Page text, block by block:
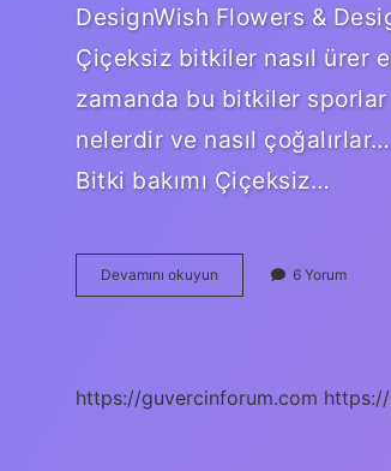
DesignWish Flowers &
Çiçeksiz bitkiler nasıl ürer
zamanda bu bitkiler
nelerdir ve nasıl
Bitki bakımı Çiçeksiz…
Devamını okuyun Çiçeksiz
Bitkiler
6 Yorum
https://guvercinforum.com